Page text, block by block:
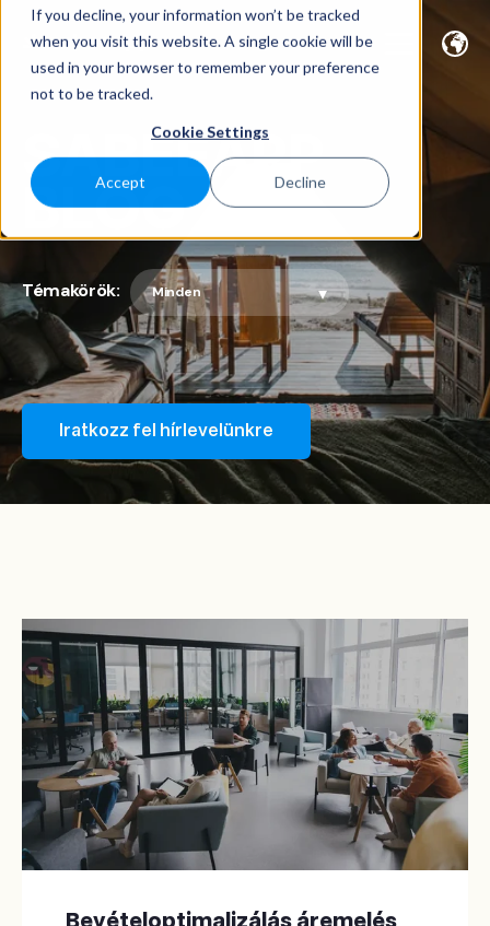
If you decline, your information won’t be tracked
when you visit this website. A single cookie will be
used in your browser to remember your preference
not to be tracked.
Cookie Settings
Accept Decline
SABEEAPP
BLOG
Témakörök:
Iratkozz fel hírlevelünkre